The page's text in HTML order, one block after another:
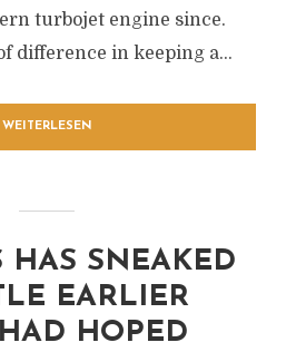
turbojet engine since.
difference in keeping a...
WEITERLESEN
HAS SNEAKED
EARLIER
HOPED